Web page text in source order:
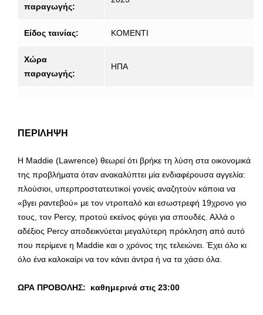
παραγωγής:
Είδος ταινίας: ΚΟΜΕΝΤΙ
Χώρα
παραγωγής:
ΗΠΑ
ΠΕΡΙΛΗΨΗ
H Maddie (Lawrence) θεωρεί ότι βρήκε τη λύση στα οικονομικά
της προβλήματα όταν ανακαλύπτει μία ενδιαφέρουσα αγγελία:
πλούσιοι, υπερπροστατευτικοί γονείς αναζητούν κάποια να
«βγει ραντεβού» με τον ντροπαλό και εσωστρεφή 19χρονο γιο
τους, τον Percy, προτού εκείνος φύγει για σπουδές. Αλλά ο
αδέξιος Percy αποδεικνύεται μεγαλύτερη πρόκληση από αυτό
που περίμενε η Maddie και ο χρόνος της τελειώνει. Έχει όλο κι
όλο ένα καλοκαίρι να τον κάνει άντρα ή να τα χάσει όλα.
ΩΡΑ ΠΡΟΒΟΛΗΣ: καθημερινά στις 23:00